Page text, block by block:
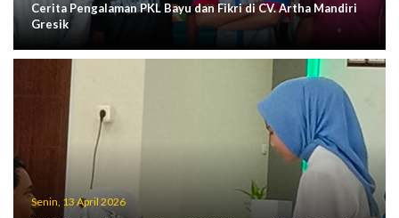
Cerita Pengalaman PKL Bayu dan Fikri di CV. Artha Mandiri
Gresik
Senin, 13 April 2026